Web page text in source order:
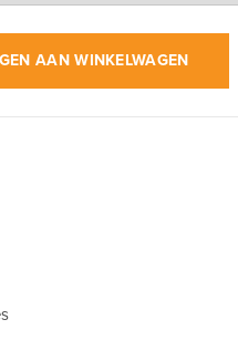
AAN WINKELWAGEN